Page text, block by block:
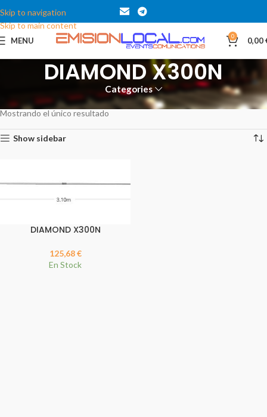
Skip to navigation
Skip to main content
MENU 0 0,00
DIAMOND X300N
Categories
Inicio
Productos etiquetados “DIAMOND X300N”
Mostrando el único resultado
Show sidebar
DIAMOND X300N
125,68€
En Stock